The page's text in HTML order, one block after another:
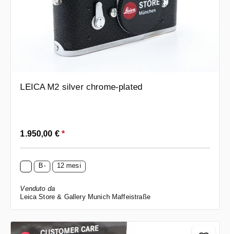
LEICA M2 silver chrome-plated
Prezzo normale:
1.950,00 €*
B- 12 mesi
Venduto da
Leica Store & Gallery Munich Maffeistraße